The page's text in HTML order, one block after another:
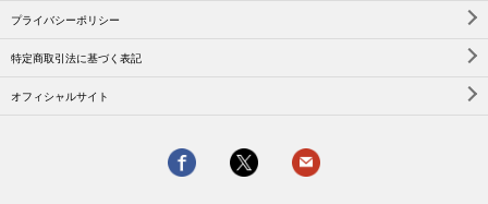
プライバシーポリシー
特定商取引法に基づく表記
オフィシャルサイト